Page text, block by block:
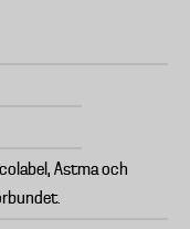
Astma och